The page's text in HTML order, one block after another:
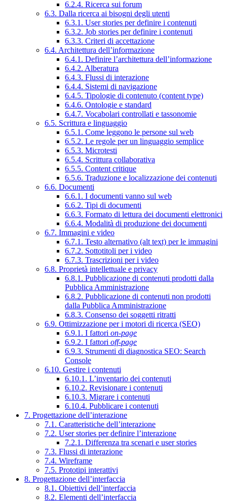
6.2.4. Ricerca sui forum
6.3. Dalla ricerca ai bisogni degli utenti
6.3.1. User stories per definire i contenuti
6.3.2. Job stories per definire i contenuti
6.3.3. Criteri di accettazione
6.4. Architettura dell’informazione
6.4.1. Definire l’architettura dell’informazione
6.4.2. Alberatura
6.4.3. Flussi di interazione
6.4.4. Sistemi di navigazione
6.4.5. Tipologie di contenuto (content type)
6.4.6. Ontologie e standard
6.4.7. Vocabolari controllati e tassonomie
6.5. Scrittura e linguaggio
6.5.1. Come leggono le persone sul web
6.5.2. Le regole per un linguaggio semplice
6.5.3. Microtesti
6.5.4. Scrittura collaborativa
6.5.5. Content critique
6.5.6. Traduzione e localizzazione dei contenuti
6.6. Documenti
6.6.1. I documenti vanno sul web
6.6.2. Tipi di documenti
6.6.3. Formato di lettura dei documenti elettronici
6.6.4. Modalità di produzione dei documenti
6.7. Immagini e video
6.7.1. Testo alternativo (alt text) per le immagini
6.7.2. Sottotitoli per i video
6.7.3. Trascrizioni per i video
6.8. Proprietà intellettuale e privacy
6.8.1. Pubblicazione di contenuti prodotti dalla
Pubblica Amministrazione
6.8.2. Pubblicazione di contenuti non prodotti
dalla Pubblica Amministrazione
6.8.3. Consenso dei soggetti ritratti
6.9. Ottimizzazione per i motori di ricerca (SEO)
6.9.1. I fattori on-page
6.9.2. I fattori off-page
6.9.3. Strumenti di diagnostica SEO: Search
Console
6.10. Gestire i contenuti
6.10.1. L’inventario dei contenuti
6.10.2. Revisionare i contenuti
6.10.3. Migrare i contenuti
6.10.4. Pubblicare i contenuti
7. Progettazione dell’interazione
7.1. Caratteristiche dell’interazione
7.2. User stories per definire l’interazione
7.2.1. Differenza tra scenari e user stories
7.3. Flussi di interazione
7.4. Wireframe
7.5. Prototipi interattivi
8. Progettazione dell’interfaccia
8.1. Obiettivi dell’interfaccia
8.2. Elementi dell’interfaccia